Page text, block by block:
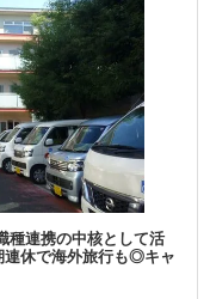
種連携の中核として活
連休で海外旅行も◎キャ